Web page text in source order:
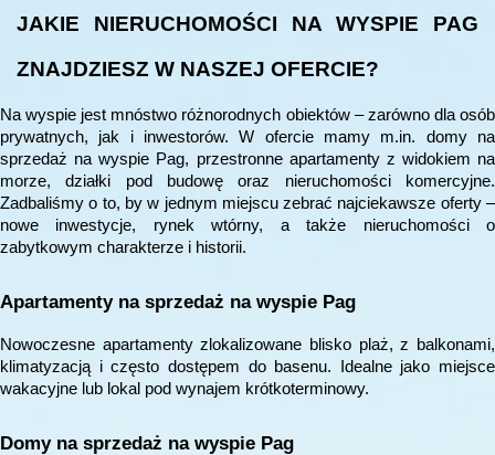
JAKIE NIERUCHOMOŚCI NA WYSPIE PAG
ZNAJDZIESZ W NASZEJ OFERCIE?
Na wyspie jest mnóstwo różnorodnych obiektów – zarówno dla osób
prywatnych, jak i inwestorów. W ofercie mamy m.in. domy na
sprzedaż na wyspie Pag, przestronne apartamenty z widokiem na
morze, działki pod budowę oraz nieruchomości komercyjne.
Zadbaliśmy o to, by w jednym miejscu zebrać najciekawsze oferty –
nowe inwestycje, rynek wtórny, a także nieruchomości o
zabytkowym charakterze i historii.
Apartamenty na sprzedaż na wyspie Pag
Nowoczesne apartamenty zlokalizowane blisko plaż, z balkonami,
klimatyzacją i często dostępem do basenu. Idealne jako miejsce
wakacyjne lub lokal pod wynajem krótkoterminowy.
Domy na sprzedaż na wyspie Pag